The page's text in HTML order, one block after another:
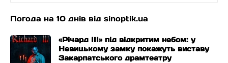
Погода на 10 днів від sinoptik.ua
«Річард ІІІ» під відкритим небом: у
Невицькому замку покажуть виставу
Закарпатського драмтеатру